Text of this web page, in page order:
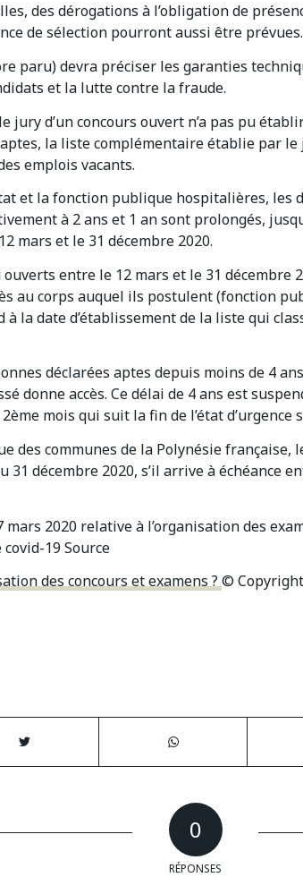
des dérogations à l’obligation de
de sélection pourront aussi être prévues.
paru) devra préciser les garanties
et la lutte contre la fraude.
jury d’un concours ouvert n’a pas pu
la liste complémentaire établie par
emplois vacants.
et la fonction publique hospitalières, les
à 2 ans et 1 an sont prolongés,
mars et le 31 décembre 2020.
ouverts entre le 12 mars et le 31
au corps auquel ils postulent (fonction
la date d’établissement de la liste qui
déclarées aptes depuis moins de 4
donne accès. Ce délai de 4 ans est
mois qui suit la fin de l’état d’urgence
des communes de la Polynésie française,
31 décembre 2020, s’il arrive à échéance
mars 2020 relative à l’organisation des
covid-19 Source
des concours et examens ? ©
0
RÉPONSES